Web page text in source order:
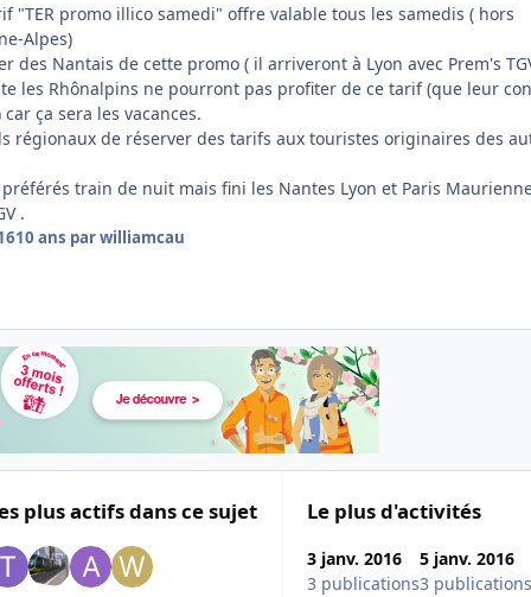
"TER promo illico samedi" offre valable tous les samedis ( hors
Alpes)
des Nantais de cette promo ( il arriveront à Lyon avec Prem's
les Rhônalpins ne pourront pas profiter de ce tarif (que leur
ça sera les vacances.
régionaux de réserver des tarifs aux touristes originaires des
train de nuit mais fini les Nantes Lyon et Paris
.
10 ans par williamcau
plus actifs dans ce sujet Le plus d'activités
3 janv. 2016
3 publications
5 janv. 2016
3 publications